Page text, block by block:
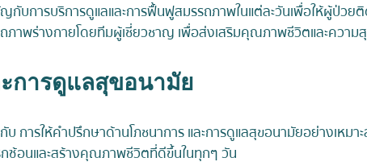
การบริการดูแลและการฟื้นฟูสมรรถภาพในแต่ละวันเพื่อให้ผู้ป่วยติ
ภาพร่างกายโดยทีมผู้เชี่ยวชาญ เพื่อส่งเสริมคุณภาพชีวิตและควา
การดูแลสุขอนามัย
รให้คำปรึกษาด้านโภชนาการ และการดูแลสุขอนามัยอย่างเหมาะ
ซ้อนและสร้างคุณภาพชีวิตที่ดีขึ้นในทุกๆ วัน